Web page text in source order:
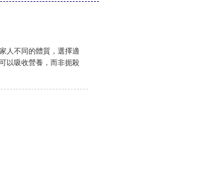
人不同的體質，選擇適
以吸收營養，而非扼殺